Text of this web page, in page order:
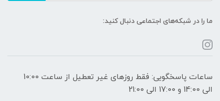
ما را در شبکه‌های اجتماعی دنبال کنید:
ساعات پاسخگویی: فقط روزهای غیر تعطیل از ساعت 10:00
الی 14:00 و 17:00 الی 21:00